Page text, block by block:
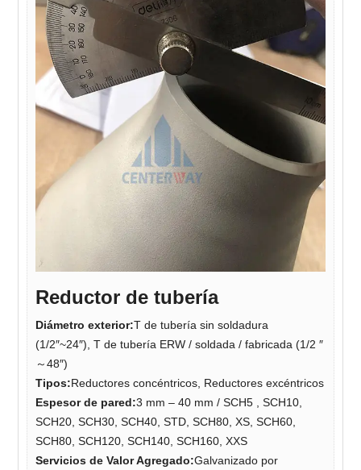
Reductor de tubería
Diámetro exterior:T de tubería sin soldadura
(1/2″~24″), T de tubería ERW / soldada / fabricada (1/2 ″
～48″)
Tipos:Reductores concéntricos, Reductores excéntricos
Espesor de pared:3 mm – 40 mm / SCH5 , SCH10,
SCH20, SCH30, SCH40, STD, SCH80, XS, SCH60,
SCH80, SCH120, SCH140, SCH160, XXS
Servicios de Valor Agregado:Galvanizado por